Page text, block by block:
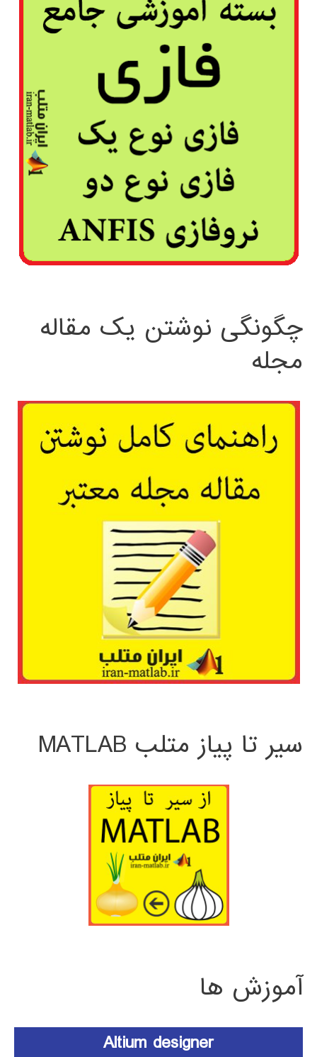
چگونگی نوشتن یک مقاله
مجله
سیر تا پیاز متلب MATLAB
آموزش ها
Altium designer